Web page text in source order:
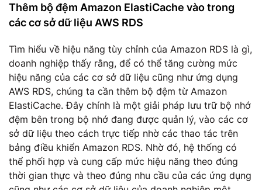
Thêm bộ đệm Amazon ElastiCache vào trong
các cơ sở dữ liệu AWS RDS
Tìm hiểu về hiệu năng tùy chỉnh của Amazon RDS là gì,
doanh nghiệp thấy rằng, để có thể tăng cường mức
hiệu năng của các cơ sở dữ liệu cũng như ứng dụng
AWS RDS, chúng ta cần thêm bộ đệm từ Amazon
ElastiCache. Đây chính là một giải pháp lưu trữ bộ nhớ
đệm bên trong bộ nhớ đang được quản lý, vào các cơ
sở dữ liệu theo cách trực tiếp nhờ các thao tác trên
bảng điều khiển Amazon RDS. Nhờ đó, hệ thống có
thể phối hợp và cung cấp mức hiệu năng theo đúng
thời gian thực và theo đúng nhu cầu của các ứng dụng